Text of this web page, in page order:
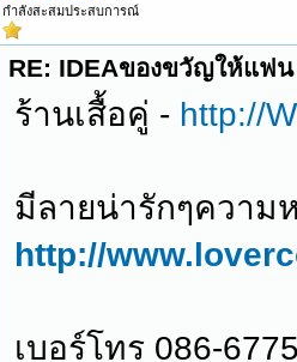
กำลังสะสมประสบการณ์
RE: IDEAของขวัญให้แฟ
ร้านเสื้อคู่ - http://
มีลายน่ารักๆความ
http://
เบอร์โทร 086-